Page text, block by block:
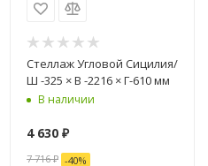
Стеллаж Угловой Сицилия/
Ш -325 × В -2216 × Г-610 мм
В наличии
4 630 ₽
7 716₽ -40%